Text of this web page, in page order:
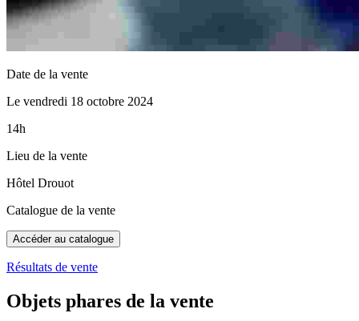
Date de la vente
Le vendredi 18 octobre 2024
14h
Lieu de la vente
Hôtel Drouot
Catalogue de la vente
Accéder au catalogue
Résultats de vente
Objets phares de la vente